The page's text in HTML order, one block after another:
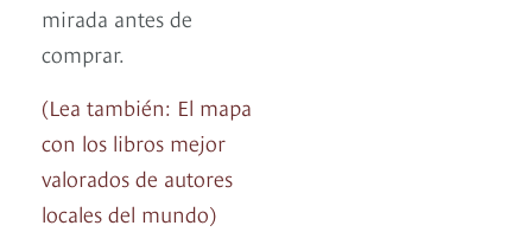
mirada antes de
comprar.
(Lea también: El mapa
con los libros mejor
valorados de autores
locales del mundo)